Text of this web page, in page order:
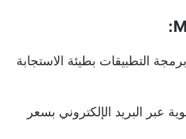
التطبيقات بطيئة الاستجابة
عبر البريد الإلكتروني بسعر